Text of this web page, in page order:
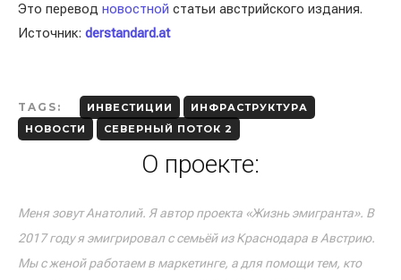
Это перевод новостной статьи австрийского издания.
Источник: derstandard.at
TAGS: ИНВЕСТИЦИИ
ИНФРАСТРУКТУРА
НОВОСТИ
СЕВЕРНЫЙ ПОТОК 2
О проекте:
Меня зовут Анатолий. Я автор проекта «Жизнь эмигранта». В
2017 году я эмигрировал с семьёй из Краснодара в Австрию.
Мы с женой работаем в маркетинге, а для помощи тем, кто